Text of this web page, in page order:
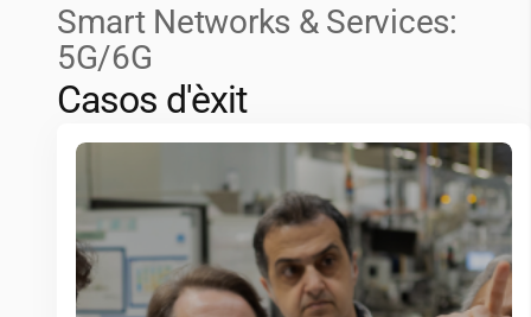
Smart Networks & Services:
5G/6G
Casos d'èxit